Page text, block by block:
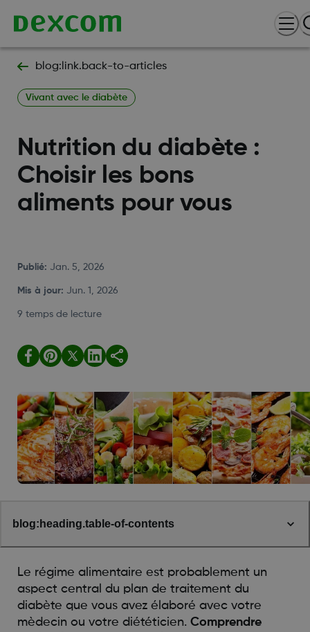
blog:link.back-to-articles
Vivant avec le diabète
Nutrition du diabète :
Choisir les bons
aliments pour vous
Publié: Jan. 5, 2026
Mis à jour: Jun. 1, 2026
9 temps de lecture
blog:heading.table-of-contents
Le régime alimentaire est probablement un
aspect central du plan de traitement du
diabète que vous avez élaboré avec votre
mèdecin ou votre diététicien. Comprendre